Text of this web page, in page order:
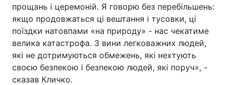
прощань і церемоній. Я говорю без перебільшень:
якщо продовжаться ці вештання і тусовки, ці
поїздки натовпами «на природу» - нас чекатиме
велика катастрофа. З вини легковажних людей,
які не дотримуються обмежень, які нехтують
своєю безпекою і безпекою людей, які поруч», -
сказав Кличко.